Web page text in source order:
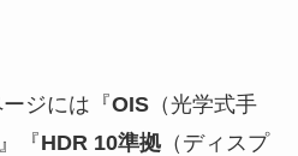
ジには『OIS（光学式手
『HDR 10準拠（ディスプ